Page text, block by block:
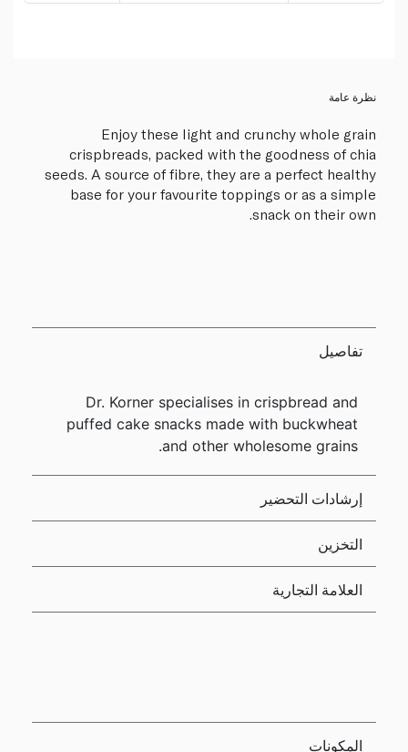
نظرة عامة
Enjoy these light and crunchy whole grain
crispbreads, packed with the goodness of chia
seeds. A source of fibre, they are a perfect healthy
base for your favourite toppings or as a simple
snack on their own.
تفاصيل
Dr. Korner specialises in crispbread and
puffed cake snacks made with buckwheat
and other wholesome grains.
إرشادات التحضير
التخزين
العلامة التجارية
المكونات